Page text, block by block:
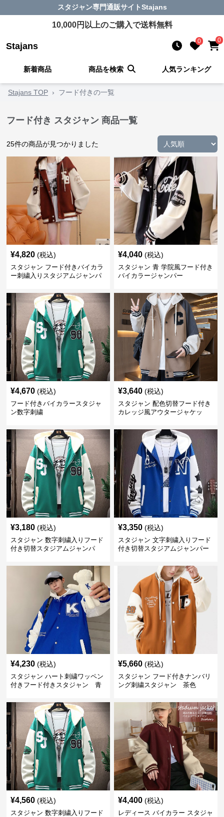
スタジャン専門通販サイトStajans
10,000円以上のご購入で送料無料
Stajans 0 0
新着商品 商品を検索 人気ランキング
Stajans TOP › フード付きの一覧
フード付き スタジャン 商品一覧
25件の商品が見つかりました
¥4,820 (税込)
スタジャン フード付きバイカラ
ー刺繍入りスタジアムジャンパ
¥4,040 (税込)
スタジャン 青 学院風フード付き
バイカラージャンパー
¥4,670 (税込)
フード付きバイカラースタジャ
ン数字刺繍
¥3,640 (税込)
スタジャン 配色切替フード付き
カレッジ風アウタージャケッ
¥3,180 (税込)
スタジャン 数字刺繍入りフード
付き切替スタジアムジャンパ
¥3,350 (税込)
スタジャン 文字刺繍入りフード
付き切替スタジアムジャンパー
¥4,230 (税込)
スタジャン ハート刺繍ワッペン
付きフード付きスタジャン 青
¥5,660 (税込)
スタジャン フード付きナンバリ
ング刺繍スタジャン 茶色
¥4,560 (税込)
スタジャン 数字刺繍入りフード
¥4,400 (税込)
レディース バイカラー スタジャ